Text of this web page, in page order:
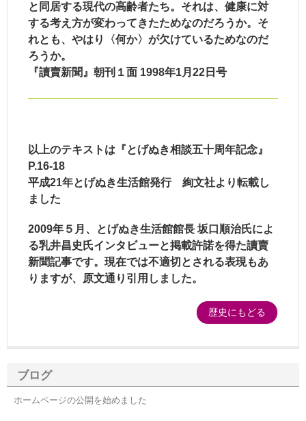
と同居する現代の高齢者たち。それは、健康に対
する考え方が変わってきたためなのだろうか。そ
れとも、やはり〈何か〉が欠けているためなのだ
ろうか。
『讀賣新聞』朝刊１面 1998年1月22日号
以上のテキストは『とげぬき相談五十周年記念』
P.16-18
平成21年とげぬき生活館発行 絢文社より転載し
ました
2009年５月、とげぬき生活館館長 坂口順治氏によ
る乳井昌史氏インタビューと掲載許諾を得た讀賣
新聞記事です。現在では不適切とされる表現もあ
りますが、原文通り引用しました。
歴史にもどる
ブログ
ホームページの公開を始めました